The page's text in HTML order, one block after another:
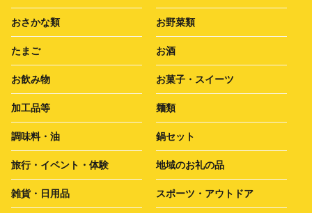
おさかな類 お野菜類
たまご お酒
お飲み物 お菓子・スイーツ
加工品等 麺類
調味料・油 鍋セット
旅行・イベント・体験 地域のお礼の品
雑貨・日用品 スポーツ・アウトドア